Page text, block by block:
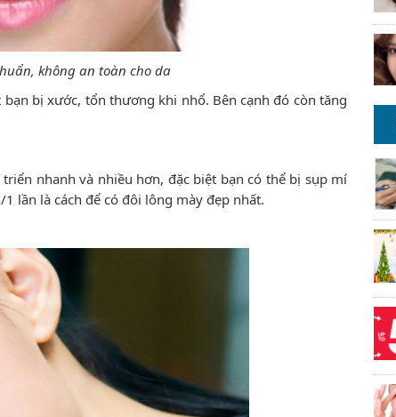
không an toàn cho da
bị xước, tổn thương khi nhổ. Bên cạnh đó còn tăng
nhanh và nhiều hơn, đặc biệt bạn có thể bị sụp mí
lần là cách để có đôi lông mày đẹp nhất.